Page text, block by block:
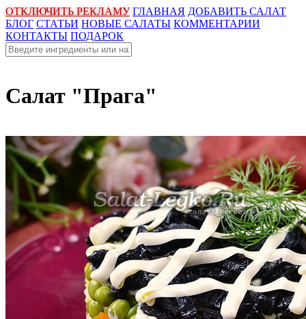
ОТКЛЮЧИТЬ РЕКЛАМУ ГЛАВНАЯ ДОБАВИТЬ САЛАТ
БЛОГ СТАТЬИ НОВЫЕ САЛАТЫ КОММЕНТАРИИ
КОНТАКТЫ ПОДАРОК
Салат "Прага"